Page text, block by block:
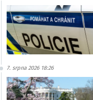
7. srpna 2026 18:26